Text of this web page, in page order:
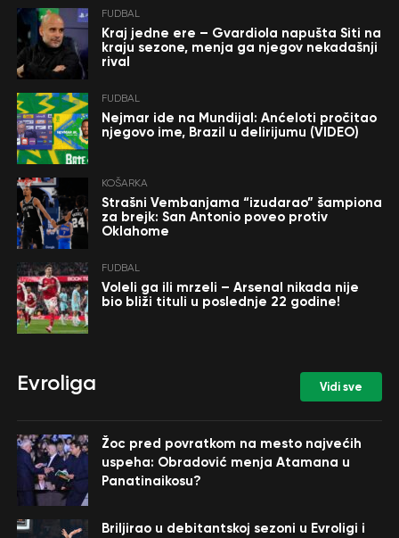
FUDBAL
Kraj jedne ere – Gvardiola napušta Siti na
kraju sezone, menja ga njegov nekadašnji
rival
FUDBAL
Nejmar ide na Mundijal: Anćeloti pročitao
njegovo ime, Brazil u delirijumu (VIDEO)
KOŠARKA
Strašni Vembanjama “izudarao” šampiona
za brejk: San Antonio poveo protiv
Oklahome
FUDBAL
Voleli ga ili mrzeli – Arsenal nikada nije
bio bliži tituli u poslednje 22 godine!
Evroliga Vidi sve
Žoc pred povratkom na mesto najvećih
uspeha: Obradović menja Atamana u
Panatinaikosu?
Briljirao u debitantskoj sezoni u Evroligi i